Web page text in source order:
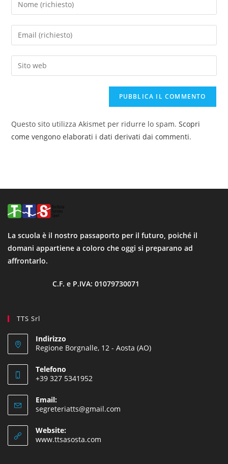
Questo sito utilizza Akismet per ridurre lo spam.Scopri
come vengono elaborati i dati derivati dai commenti.
La scuola è il nostro passaporto per il futuro, poiché il
domani appartiene a coloro che oggi si preparano ad
affrontarlo.
C.F. e P.IVA: 01079730071
TTS Srl
Indirizzo
Regione Borgnalle, 12 - Aosta (AO)
Telefono
+39 327 5341952
Email:
segreteriatts@gmail.com
Website:
www.ttsasosta.com